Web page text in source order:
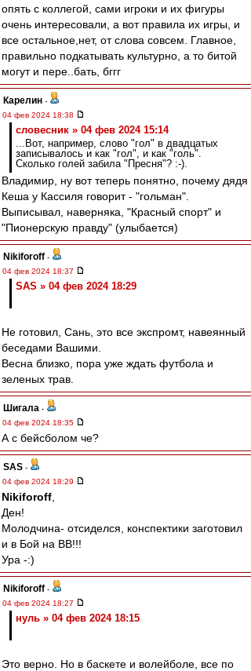
опять с коллегой, сами игроки и их фигуры
очень интересовали, а вот правила их игры, и
все остальное,нет, от слова совсем. Главное,
правильно подкатывать культурно, а то битой
могут и пере..бать, бггг
Карелин -
04 фев 2024 18:38
словесник » 04 фев 2024 15:14
...Вот, например, слово "гол" в двадцатых
записывалось и как "гол", и как "голь".
Сколько голей забила "Пресня"? :-).
Владимир, ну вот теперь понятно, почему дядя
Кеша у Кассиля говорит - "гольман".
Выписывал, наверняка, "Красный спорт" и
"Пионерскую правду" (улыбается)
Nikiforoff -
04 фев 2024 18:37
SAS » 04 фев 2024 18:29
Не готовил, Сань, это все экспромт, навеянный
беседами Вашими.
Весна близко, пора уже ждать футбола и
зеленых трав.
Шигала -
04 фев 2024 18:35
А с бейсболом че?
SAS -
04 фев 2024 18:29
Nikiforoff
Ден!
Молодчина- отсиделся, конспектики заготовил
и в Бой на ВВ!!!
Ура -:)
Nikiforoff -
04 фев 2024 18:27
нуль » 04 фев 2024 18:15
Это верно. Но в баскете и волейболе, все по